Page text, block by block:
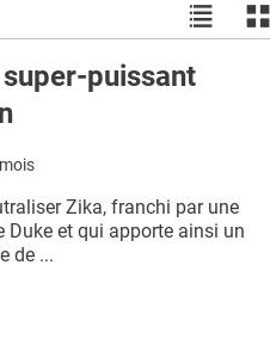
Voir
les
en
les
puissant
Zika, franchi par une
Duke et qui apporte ainsi un
de ...